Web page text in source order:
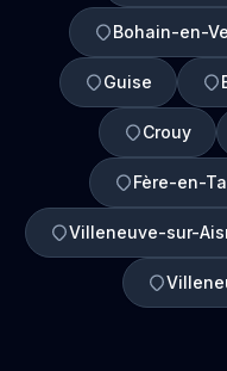
Bohain-en-
Guise
Crouy
Fère-en-
Villeneuve-sur-